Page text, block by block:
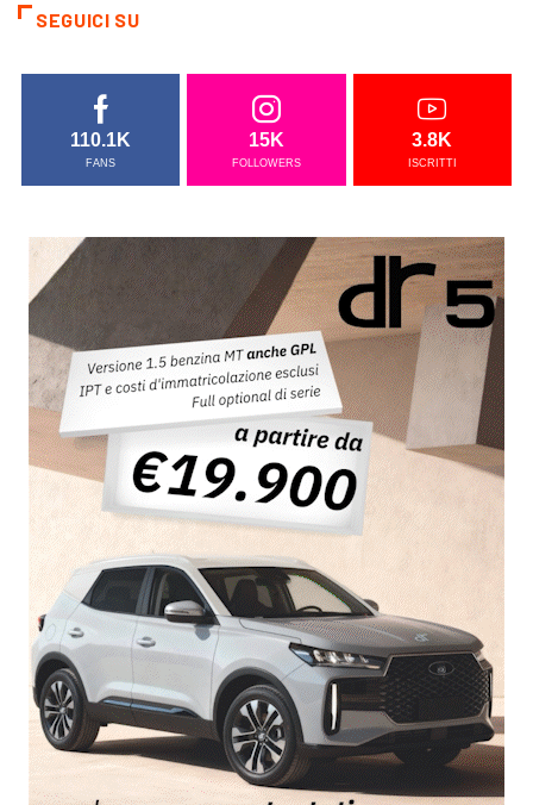
SEGUICI SU
110.1K
FANS
15K
FOLLOWERS
3.8K
ISCRITTI